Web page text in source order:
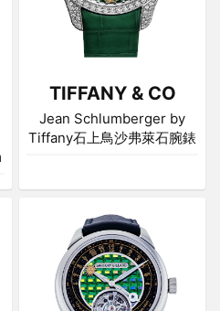
TIFFANY & CO
Jean Schlumberger by
Tiffany石上鳥沙弗萊石腕錶